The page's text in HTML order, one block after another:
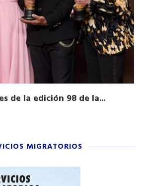
de la edición 98 de la...
MIGRATORIOS